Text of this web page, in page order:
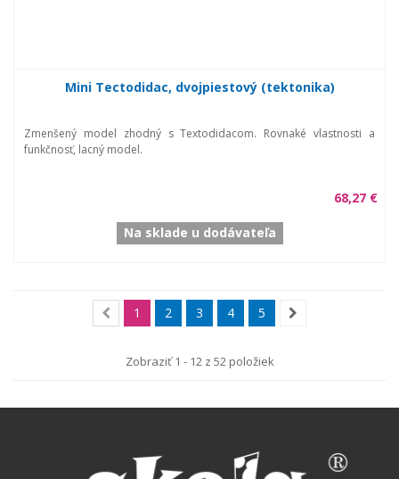
Mini Tectodidac, dvojpiestový (tektonika)
Zmenšený model zhodný s Textodidacom. Rovnaké vlastnosti a
funkčnosť, lacný model.
68,27 €
Na sklade u dodávateľa
1 2 3 4 5
Zobraziť 1 - 12 z 52 položiek